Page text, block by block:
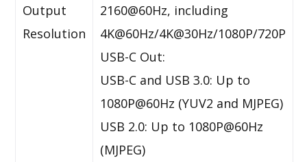
Output
Resolution
2160@60Hz, including
4K@60Hz/4K@30Hz/1080P/720P
USB-C Out:
USB-C and USB 3.0: Up to
1080P@60Hz (YUV2 and MJPEG)
USB 2.0: Up to 1080P@60Hz
(MJPEG)